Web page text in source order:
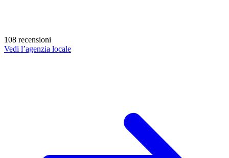
108 recensioni
Vedi l’agenzia locale